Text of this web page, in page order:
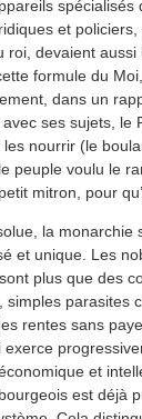
spécialisés
et
roi, devaient
formule du
dans un
ses sujets, le
nourrir (le
peuple voulu le
mitron, pour
la monarchie
et unique. Les
plus que des
simples parasites
rentes sans
et
est déjà